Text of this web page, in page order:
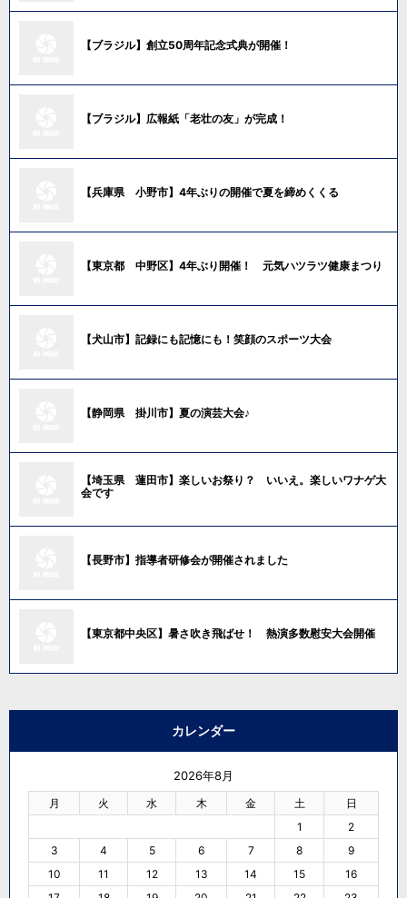
【ブラジル】創立50周年記念式典が開催！
【ブラジル】広報紙「老壮の友」が完成！
【兵庫県 小野市】4年ぶりの開催で夏を締めくくる
【東京都 中野区】4年ぶり開催！ 元気ハツラツ健康まつり
【犬山市】記録にも記憶にも！笑顔のスポーツ大会
【静岡県 掛川市】夏の演芸大会♪
【埼玉県 蓮田市】楽しいお祭り？ いいえ。楽しいワナゲ大
会です
【長野市】指導者研修会が開催されました
【東京都中央区】暑さ吹き飛ばせ！ 熱演多数慰安大会開催
カレンダー
2026年8月
月 火 水 木 金 土 日
1
2
3
4 5 6 7 8
9
10
11 12 13 14 15
16